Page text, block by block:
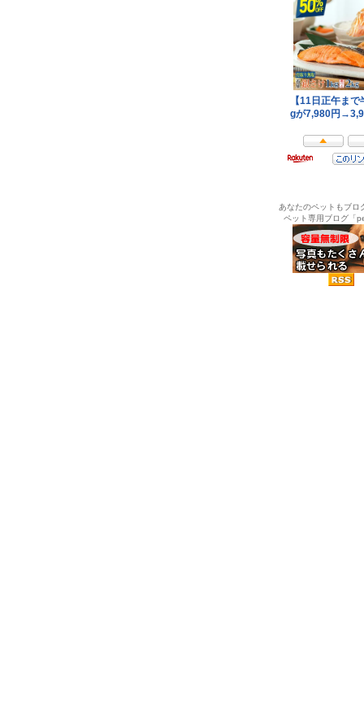
あなたのペットもブロ
ペット専用ブログ「